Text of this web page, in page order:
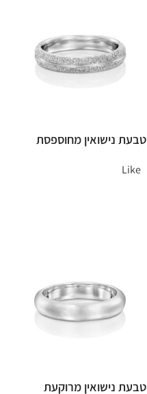
טבעת נישואין מחוספסת
Like
טבעת נישואין מרוקעת